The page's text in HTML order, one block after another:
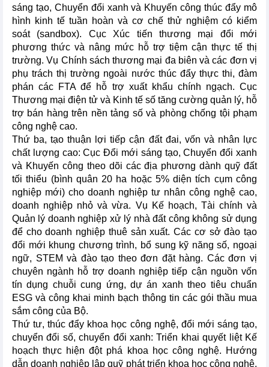
sáng tạo, Chuyển đổi xanh và Khuyến công thúc đẩy mô
hình kinh tế tuần hoàn và cơ chế thử nghiệm có kiểm
soát (sandbox). Cục Xúc tiến thương mại đổi mới
phương thức và nâng mức hỗ trợ tiệm cận thực tế thị
trường. Vụ Chính sách thương mại đa biên và các đơn vị
phụ trách thị trường ngoài nước thúc đẩy thực thi, đàm
phán các FTA để hỗ trợ xuất khẩu chính ngạch. Cục
Thương mại điện tử và Kinh tế số tăng cường quản lý, hỗ
trợ bán hàng trên nền tảng số và phòng chống tội phạm
công nghệ cao.
Thứ ba, tạo thuận lợi tiếp cận đất đai, vốn và nhân lực
chất lượng cao: Cục Đổi mới sáng tạo, Chuyển đổi xanh
và Khuyến công theo dõi các địa phương dành quỹ đất
tối thiểu (bình quân 20 ha hoặc 5% diện tích cụm công
nghiệp mới) cho doanh nghiệp tư nhân công nghệ cao,
doanh nghiệp nhỏ và vừa. Vụ Kế hoạch, Tài chính và
Quản lý doanh nghiệp xử lý nhà đất công không sử dụng
để cho doanh nghiệp thuê sản xuất. Các cơ sở đào tạo
đổi mới khung chương trình, bổ sung kỹ năng số, ngoại
ngữ, STEM và đào tạo theo đơn đặt hàng. Các đơn vị
chuyên ngành hỗ trợ doanh nghiệp tiếp cận nguồn vốn
tín dụng chuỗi cung ứng, dự án xanh theo tiêu chuẩn
ESG và công khai minh bạch thông tin các gói thầu mua
sắm công của Bộ.
Thứ tư, thúc đẩy khoa học công nghệ, đổi mới sáng tạo,
chuyển đổi số, chuyển đổi xanh: Triển khai quyết liệt Kế
hoạch thực hiện đột phá khoa học công nghệ. Hướng
dẫn doanh nghiệp lập quỹ phát triển khoa học công nghệ,